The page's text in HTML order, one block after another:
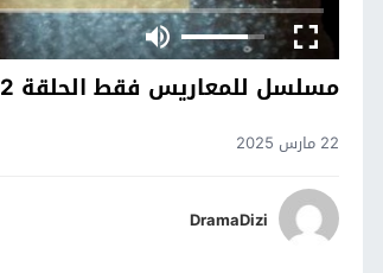
مسلسل للمعاريس فقط الحلقة 22
22 مارس 2025
DramaDizi